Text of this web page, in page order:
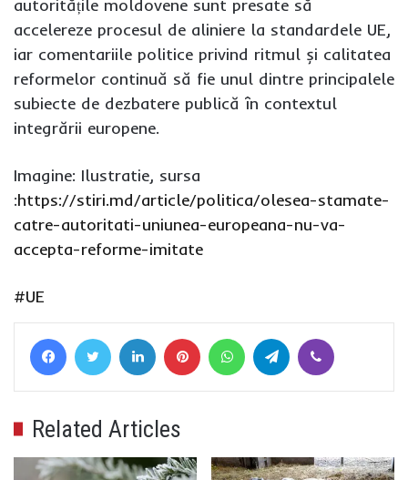
autoritățile moldovene sunt presate să
accelereze procesul de aliniere la standardele UE,
iar comentariile politice privind ritmul și calitatea
reformelor continuă să fie unul dintre principalele
subiecte de dezbatere publică în contextul
integrării europene.
Imagine: Ilustratie, sursa
:https://stiri.md/article/politica/olesea-stamate-
catre-autoritati-uniunea-europeana-nu-va-
accepta-reforme-imitate
#UE
FacebookTwitter LinkedIn Pinterest WhatsAppTelegram
Related Articles